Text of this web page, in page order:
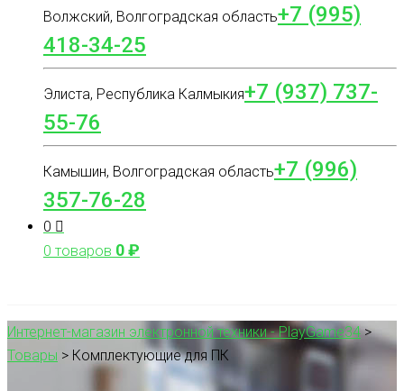
Волжский, Волгоградская область+7 (995)
418-34-25
Элиста, Республика Калмыкия+7 (937) 737-
55-76
Камышин, Волгоградская область+7 (996)
357-76-28
0
0 товаров 0₽
Интернет-магазин электронной техники - PlayGame34>
Товары > Комплектующие для ПК